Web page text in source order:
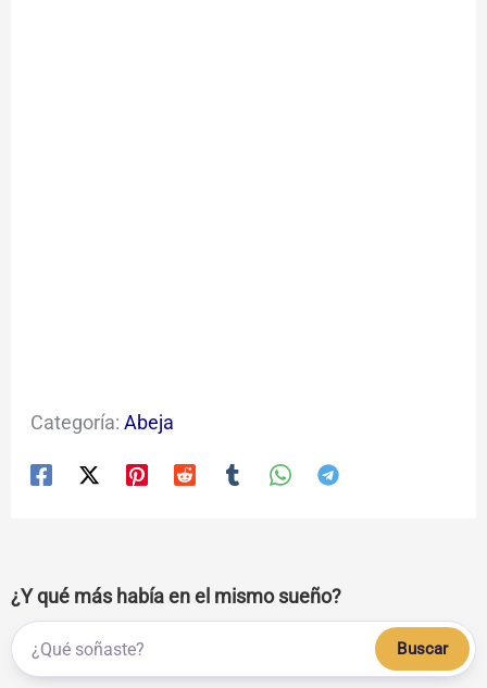
Categoría: Abeja
¿Y qué más había en el mismo sueño?
Buscar